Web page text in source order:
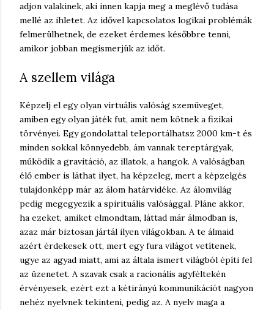
adjon valakinek, aki innen kapja meg a meglévő tudása
mellé az ihletet. Az idővel kapcsolatos logikai problémák
felmerülhetnek, de ezeket érdemes későbbre tenni,
amikor jobban megismerjük az időt.
A szellem világa
Képzelj el egy olyan virtuális valóság szemüveget,
amiben egy olyan játék fut, amit nem kötnek a fizikai
törvényei. Egy gondolattal teleportálhatsz 2000 km-t és
minden sokkal könnyedebb, ám vannak tereptárgyak,
működik a gravitáció, az illatok, a hangok. A valóságban
élő ember is láthat ilyet, ha képzeleg, mert a képzelgés
tulajdonképp már az álom határvidéke. Az álomvilág
pedig megegyezik a spirituális valósággal. Pláne akkor,
ha ezeket, amiket elmondtam, láttad már álmodban is,
azaz már biztosan jártál ilyen világokban. A te álmaid
azért érdekesek ott, mert egy fura világot vetítenek,
ugye az agyad miatt, ami az általa ismert világból építi fel
az üzenetet. A szavak csak a racionális agyféltekén
érvényesek, ezért ezt a kétirányú kommunikációt nagyon
nehéz nyelvnek tekinteni, pedig az. A nyelv maga a